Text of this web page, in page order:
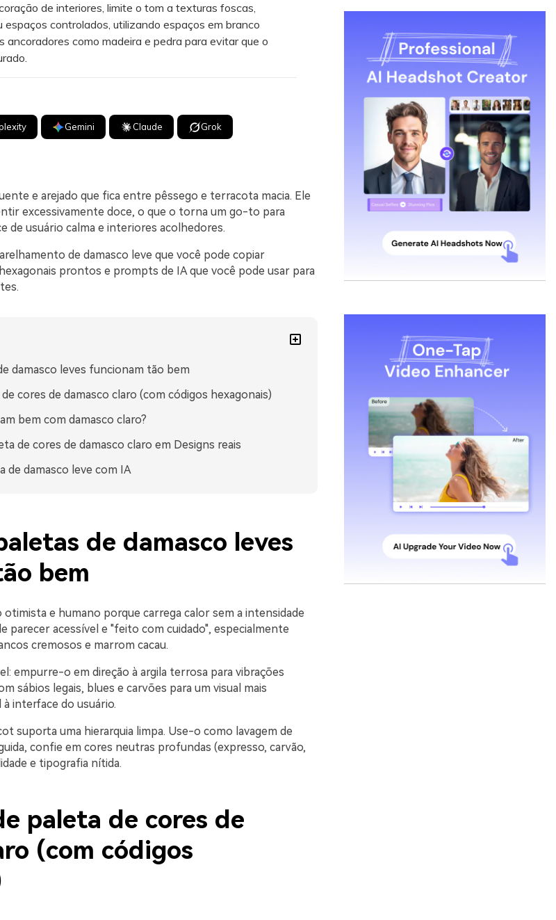
de interiores, limite o tom a texturas foscas,
controlados, utilizando espaços em branco
ancoradores como madeira e pedra para evitar que o
Gemini Claude Grok
e arejado que fica entre pêssego e terracota macia. Ele
excessivamente doce, o que o torna um go-to para
de usuário calma e interiores acolhedores.
de damasco leve que você pode copiar
prontos e prompts de IA que você pode usar para
damasco leves funcionam tão bem
cores de damasco claro (com códigos hexagonais)
bem com damasco claro?
de cores de damasco claro em Designs reais
de damasco leve com IA
de damasco leves
bem
otimista e humano porque carrega calor sem a intensidade
parecer acessível e "feito com cuidado", especialmente
cremosos e marrom cacau.
empurre-o em direção à argila terrosa para vibrações
sábios legais, blues e carvões para um visual mais
interface do usuário.
suporta uma hierarquia limpa. Use-o como lavagem de
confie em cores neutras profundas (expresso, carvão,
e tipografia nítida.
paleta de cores de
(com códigos